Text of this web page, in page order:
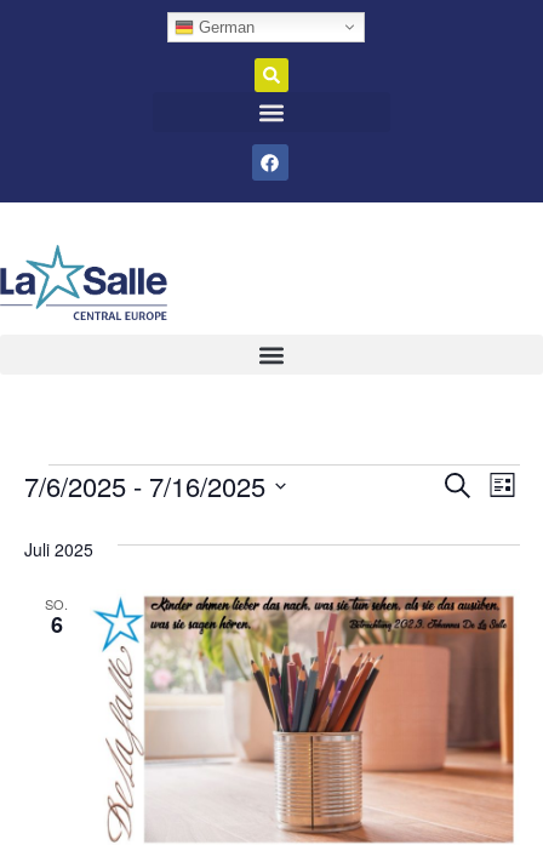
German
Suche
Liste
7/6/2025 - 7/16/2025
Juli 2025
SO.
6